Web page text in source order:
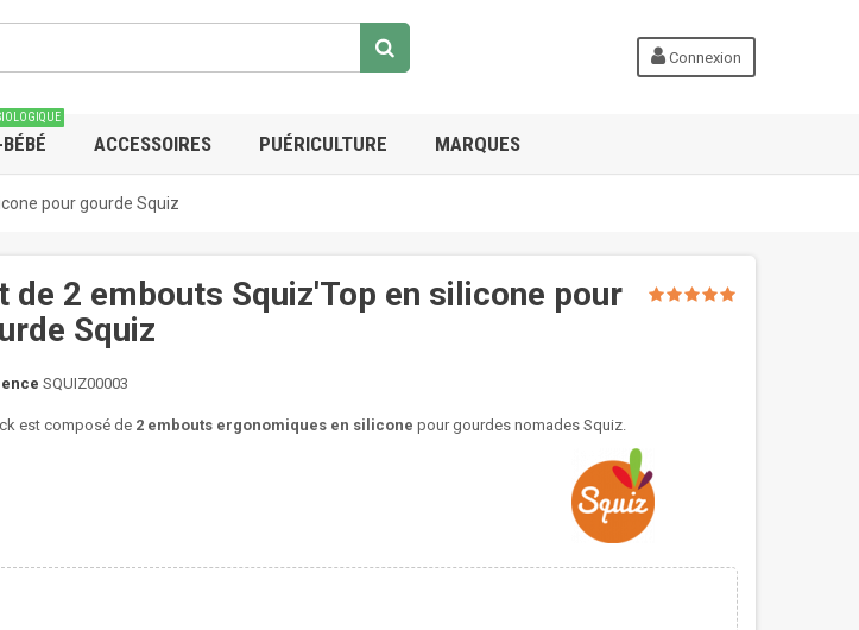
Connexion
ACCESSOIRES PUÉRICULTURE MARQUES
pour gourde Squiz
de 2 embouts Squiz'Top en silicone pour
Squiz
SQUIZ00003
est composé de 2 embouts ergonomiques en silicone pour gourdes nomades Squiz.